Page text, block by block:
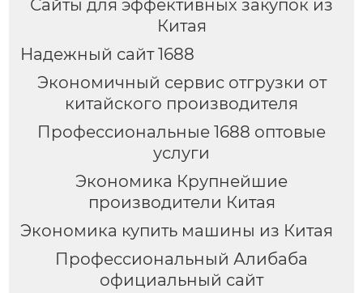
Сайты для эффективных закупок из
Китая
Надежный сайт 1688
Экономичный сервис отгрузки от
китайского производителя
Профессиональные 1688 оптовые
услуги
Экономика Крупнейшие
производители Китая
Экономика купить машины из Китая
Профессиональный Алибаба
официальный сайт